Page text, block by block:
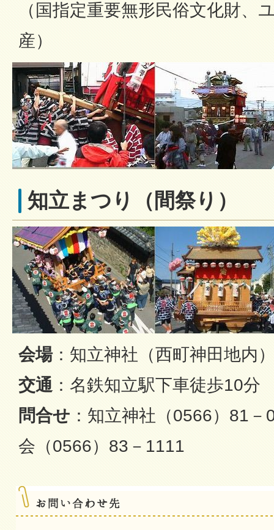
（国指定重要無形民俗文化財、
産）
知立まつり（間祭り）
会場：知立神社（西町神田地内
交通 ：名鉄知立駅下車徒歩10分
問合せ ：知立神社（0566）81
会（0566）83－1111